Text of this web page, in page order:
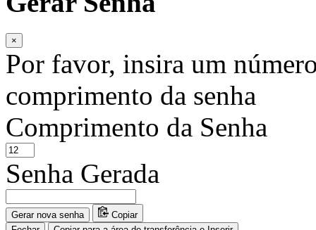
×
Por favor, insira um
comprimento da senha
Comprimento da Senha
Senha Gerada
Gerar nova senha
Copiar